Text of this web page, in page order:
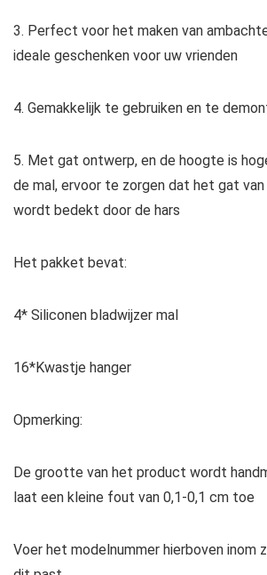
3. Perfect voor het maken van
ideale geschenken voor uw vrienden
4. Gemakkelijk te gebruiken en te
5. Met gat ontwerp, en de hoogte is
de mal, ervoor te zorgen dat het gat
wordt bedekt door de hars
Het pakket bevat:
4* Siliconen bladwijzer mal
16*Kwastje hanger
Opmerking:
De grootte van het product wordt
laat een kleine fout van 0,1-0,1 cm toe
Voer het modelnummer hierboven inom